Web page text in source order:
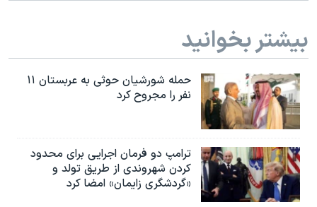
نرگس محمدی برنده جایزه نوبل صلح
همایش محافظه‌کاران آمریکا «سی‌پک»
صفحه‌های ویژه
سفر پرزیدنت ترامپ به چین
بیشتر بخوانید
حمله شورشیان حوثی به عربستان ۱۱
نفر را مجروح کرد
ترامپ دو فرمان اجرایی برای محدود
کردن شهروندی از طریق تولد و
«گردشگری زایمان» امضا کرد